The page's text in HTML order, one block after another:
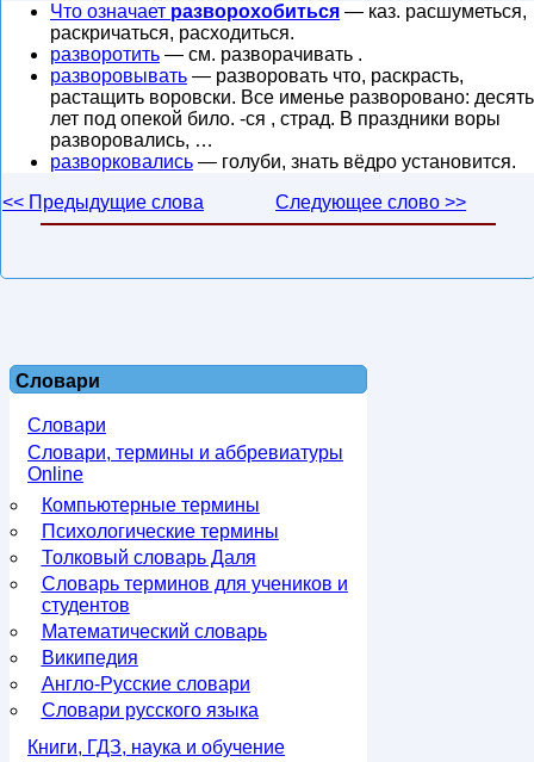
Что означает разворохобиться — каз. расшуметься,
раскричаться, расходиться.
разворотить — см. разворачивать .
разворовывать — разворовать что, раскрасть,
растащить воровски. Все именье разворовано: десять
лет под опекой било. -ся , страд. В праздники воры
разворовались, …
разворковались — голуби, знать вёдро установится.
<< Предыдущие слова
Следующее слово >>
Словари
Словари
Словари, термины и аббревиатуры
Online
Компьютерные термины
Психологические термины
Толковый словарь Даля
Словарь терминов для учеников и
студентов
Математический словарь
Википедия
Англо-Русские словари
Словари русского языка
Книги, ГДЗ, наука и обучение